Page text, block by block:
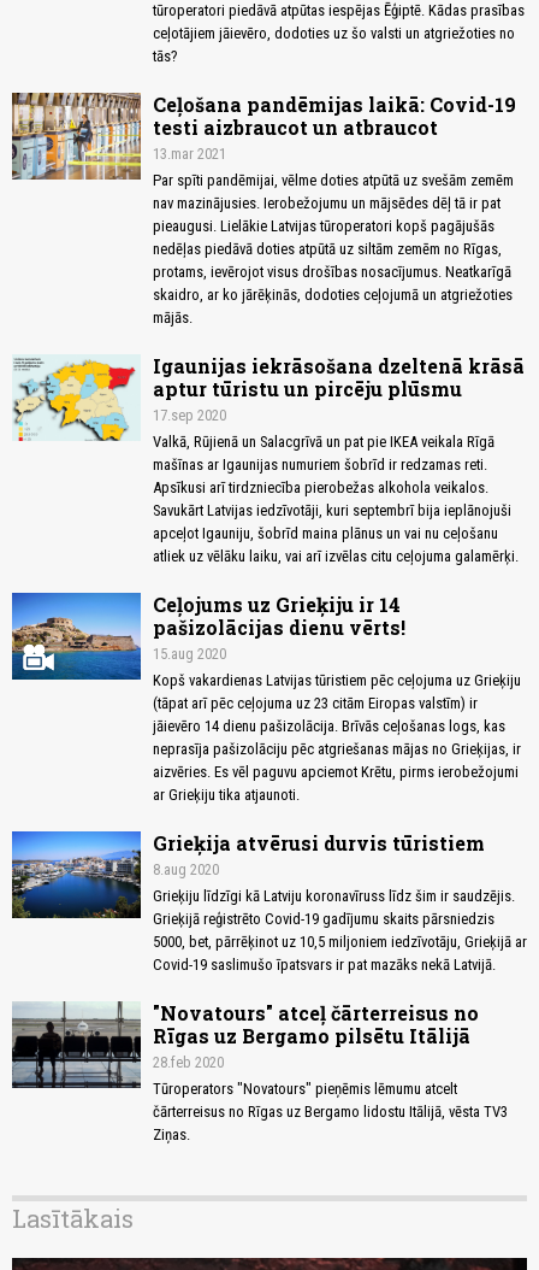
tūroperatori piedāvā atpūtas iespējas Ēģiptē. Kādas prasības
ceļotājiem jāievēro, dodoties uz šo valsti un atgriežoties no
tās?
Ceļošana pandēmijas laikā: Covid-19
testi aizbraucot un atbraucot
13.mar 2021
Par spīti pandēmijai, vēlme doties atpūtā uz svešām zemēm
nav mazinājusies. Ierobežojumu un mājsēdes dēļ tā ir pat
pieaugusi. Lielākie Latvijas tūroperatori kopš pagājušās
nedēļas piedāvā doties atpūtā uz siltām zemēm no Rīgas,
protams, ievērojot visus drošības nosacījumus. Neatkarīgā
skaidro, ar ko jārēķinās, dodoties ceļojumā un atgriežoties
mājās.
Igaunijas iekrāsošana dzeltenā krāsā
aptur tūristu un pircēju plūsmu
17.sep 2020
Valkā, Rūjienā un Salacgrīvā un pat pie IKEA veikala Rīgā
mašīnas ar Igaunijas numuriem šobrīd ir redzamas reti.
Apsīkusi arī tirdzniecība pierobežas alkohola veikalos.
Savukārt Latvijas iedzīvotāji, kuri septembrī bija ieplānojuši
apceļot Igauniju, šobrīd maina plānus un vai nu ceļošanu
atliek uz vēlāku laiku, vai arī izvēlas citu ceļojuma galamērķi.
Ceļojums uz Grieķiju ir 14
pašizolācijas dienu vērts!
15.aug 2020
Kopš vakardienas Latvijas tūristiem pēc ceļojuma uz Grieķiju
(tāpat arī pēc ceļojuma uz 23 citām Eiropas valstīm) ir
jāievēro 14 dienu pašizolācija. Brīvās ceļošanas logs, kas
neprasīja pašizolāciju pēc atgriešanas mājas no Grieķijas, ir
aizvēries. Es vēl paguvu apciemot Krētu, pirms ierobežojumi
ar Grieķiju tika atjaunoti.
Grieķija atvērusi durvis tūristiem
8.aug 2020
Grieķiju līdzīgi kā Latviju koronavīruss līdz šim ir saudzējis.
Grieķijā reģistrēto Covid-19 gadījumu skaits pārsniedzis
5000, bet, pārrēķinot uz 10,5 miljoniem iedzīvotāju, Grieķijā ar
Covid-19 saslimušo īpatsvars ir pat mazāks nekā Latvijā.
"Novatours" atceļ čārterreisus no
Rīgas uz Bergamo pilsētu Itālijā
28.feb 2020
Tūroperators "Novatours" pieņēmis lēmumu atcelt
čārterreisus no Rīgas uz Bergamo lidostu Itālijā, vēsta TV3
Ziņas.
Lasītākais